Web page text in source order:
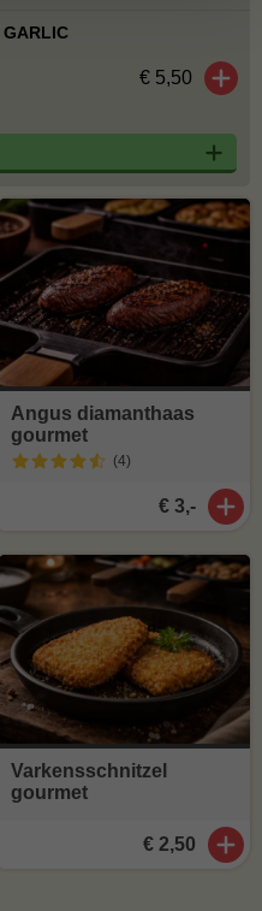
€ 5,50
Angus diamanthaas
gourmet
(4)
€ 3,-
Varkensschnitzel
gourmet
€ 2,50